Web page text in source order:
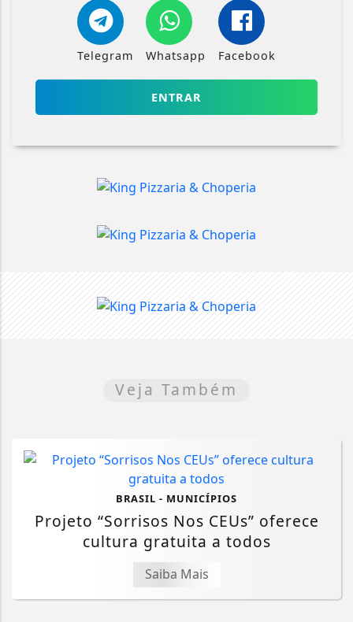
Telegram Whatsapp Facebook
ENTRAR
Veja Também
BRASIL - MUNICÍPIOS
Projeto “Sorrisos Nos CEUs” oferece
cultura gratuita a todos
Saiba Mais